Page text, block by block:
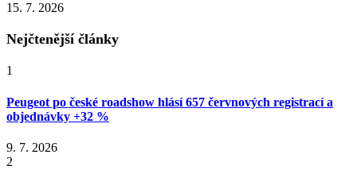
15. 7. 2026
Nejčtenější články
1
Peugeot po české roadshow hlásí 657 červnových registrací a
objednávky +32 %
9. 7. 2026
2